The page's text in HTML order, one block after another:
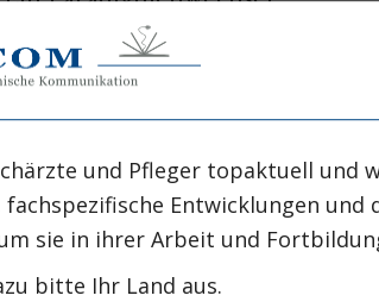
der ersten Stunde
J. Falke
kardiogenem Schock
und Pfleger topaktuell und
Entwicklungen
sie in ihrer Arbeit und
bitte Ihr Land aus.